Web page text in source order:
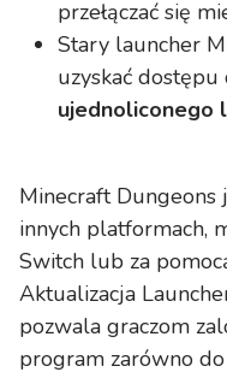
przełączać się
Stary launcher
uzyskać
ujednoliconego
Minecraft Dungeons
innych platformach,
Switch lub za
Aktualizacja
pozwala graczom
program zarówno